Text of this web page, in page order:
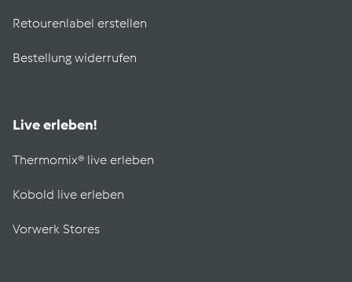
Retourenlabel erstellen
Bestellung widerrufen
Live erleben!
Thermomix® live erleben
Kobold live erleben
Vorwerk Stores